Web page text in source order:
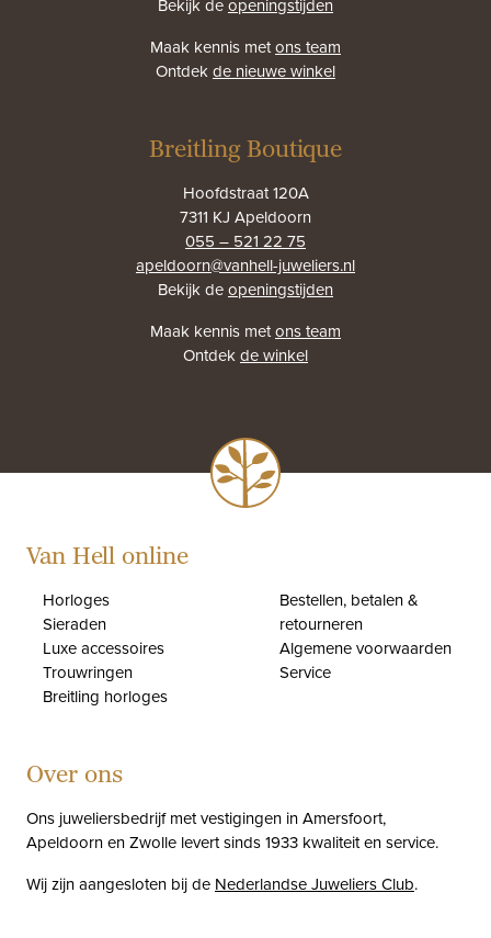
Maak kennis metons team
Ontdekde nieuwe winkel
Breitling Boutique
Hoofdstraat 120A
7311 KJ Apeldoorn
055 – 521 22 75
apeldoorn@vanhell-juweliers.nl
Bekijk deopeningstijden
Maak kennis metons team
Ontdekde winkel
Van Hell online
Horloges
Sieraden
Luxe accessoires
Trouwringen
Breitling horloges
Bestellen, betalen &
retourneren
Algemene voorwaarden
Service
Over ons
Ons juweliersbedrijf met vestigingen in Amersfoort,
Apeldoorn en Zwolle levert sinds 1933 kwaliteit en service.
Wij zijn aangesloten bij de Nederlandse Juweliers Club.